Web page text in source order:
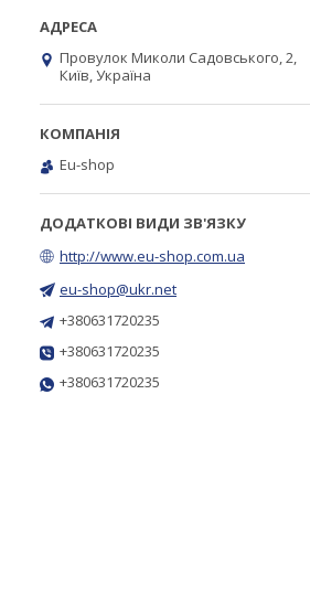
Провулок Миколи Садовського, 2,
Київ, Україна
Eu-shop
http://www.eu-shop.com.ua
eu-shop@ukr.net
+380631720235
+380631720235
+380631720235